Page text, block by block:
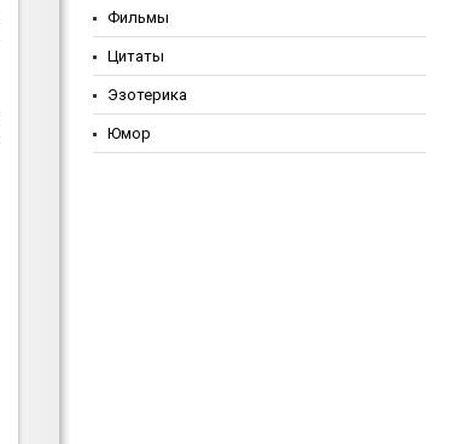
Фильмы
Цитаты
Эзотерика
Юмор